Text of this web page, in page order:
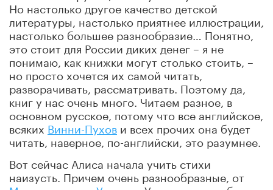
Но настолько другое качество детской
литературы, настолько приятнее иллюстрации,
настолько большее разнообразие… Понятно,
это стоит для России диких денег – я не
понимаю, как книжки могут столько стоить, –
но просто хочется их самой читать,
разворачивать, рассматривать. Поэтому да,
книг у нас очень много. Читаем разное, в
основном русское, потому что все английское,
всяких Винни-Пухов и всех прочих она будет
читать, наверное, по-английски, это разумнее.
Вот сейчас Алиса начала учить стихи
наизусть. Причем очень разнообразные, от